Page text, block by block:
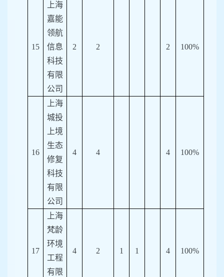
15
上海
嘉能
领航
信息
科技
有限
公司
2 2 2 100%
16
上海
城投
上境
生态
修复
科技
有限
公司
4 4 4 100%
17
上海
梵龄
环境
工程
有限
4 2 1 1 4 100%